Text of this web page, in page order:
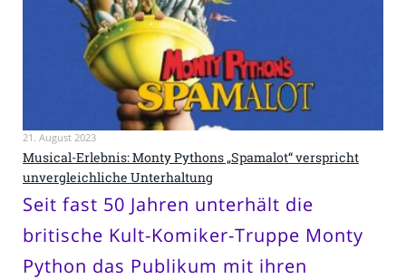
21. August 2023
Musical-Erlebnis: Monty Pythons „Spamalot“ verspricht
unvergleichliche Unterhaltung
Seit fast 50 Jahren unterhält die
britische Kult-Komiker-Truppe Monty
Python das Publikum mit ihren